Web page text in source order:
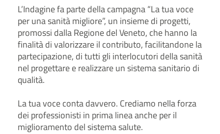
L’Indagine fa parte della campagna “La tua voce
per una sanità migliore”, un insieme di progetti,
promossi dalla Regione del Veneto, che hanno la
finalità di valorizzare il contributo, facilitandone la
partecipazione, di tutti gli interlocutori della sanità
nel progettare e realizzare un sistema sanitario di
qualità.
La tua voce conta davvero. Crediamo nella forza
dei professionisti in prima linea anche per il
miglioramento del sistema salute.